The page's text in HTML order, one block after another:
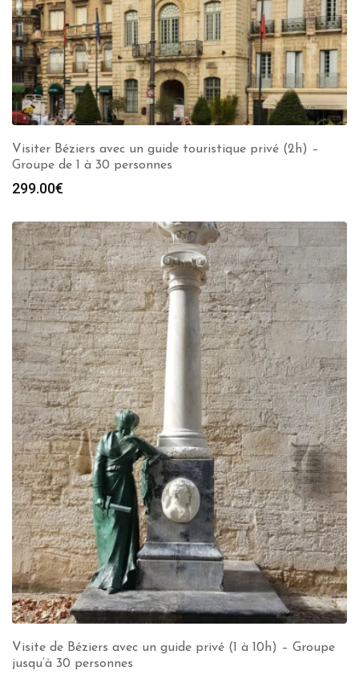
Visiter Béziers avec un guide touristique privé (2h) –
Groupe de 1 à 30 personnes
299.00€
Visite de Béziers avec un guide privé (1 à 10h) – Groupe
jusqu’à 30 personnes